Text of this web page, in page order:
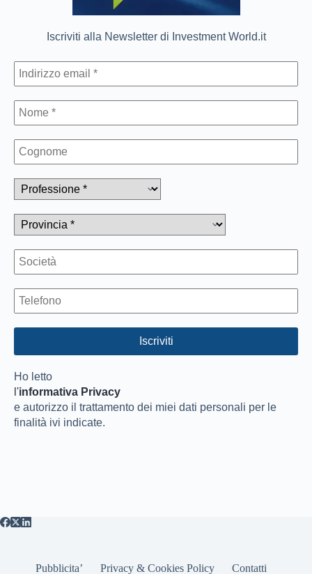
Iscriviti alla Newsletter di Investment World.it
Ho letto
l'informativa Privacy
e autorizzo il trattamento dei miei dati personali per le
finalità ivi indicate.
Pubblicita’ Privacy & Cookies Policy Contatti